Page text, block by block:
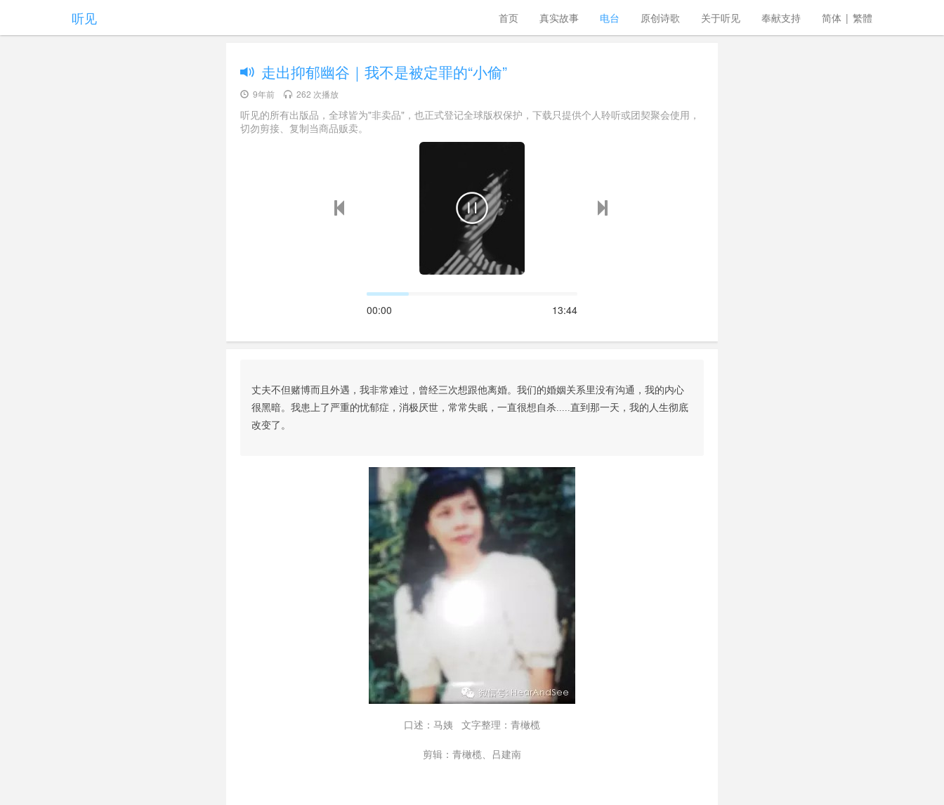
听见 首页 真实故事 电台 原创诗歌 关于听见 奉献支持 简体 | 繁體
走出抑郁幽谷｜我不是被定罪的“小偷”
9年前 262 次播放
听见的所有出版品，全球皆为"非卖品"，也正式登记全球版权保护，下载只提供个人聆听或团契聚会使用，
切勿剪接、复制当商品贩卖。
00:00 13:44